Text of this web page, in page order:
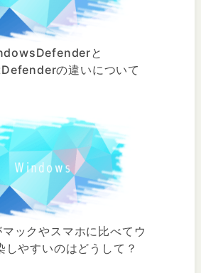
と
の違いについて
ックやスマホに比べてウ
しやすいのはどうして？